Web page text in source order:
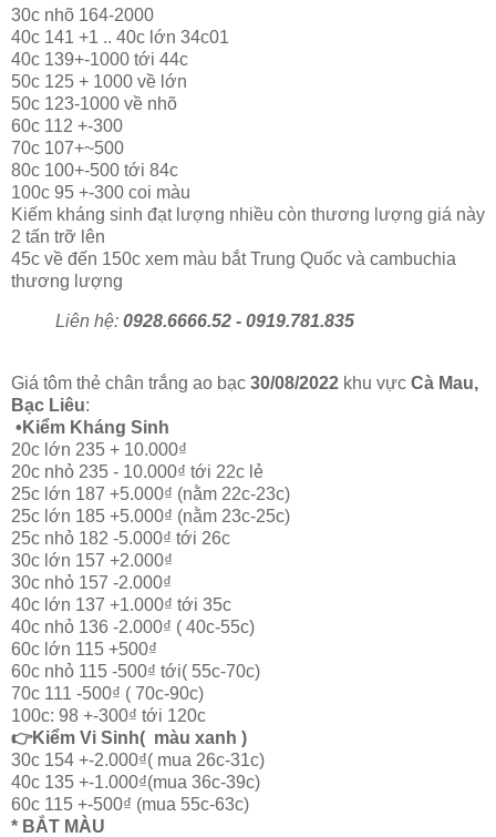
30c nhõ 164-2000
40c 141 +1 .. 40c lớn 34c01
40c 139+-1000 tới 44c
50c 125 + 1000 về lớn
50c 123-1000 về nhõ
60c 112 +-300
70c 107+~500
80c 100+-500 tới 84c
100c 95 +-300 coi màu
Kiếm kháng sinh đạt lượng nhiều còn thương lượng giá này
2 tấn trỡ lên
45c về đến 150c xem màu bắt Trung Quốc và cambuchia
thương lượng
Liên hệ: 0928.6666.52 - 0919.781.835
Giá tôm thẻ chân trắng ao bạc 30/08/2022 khu vực Cà Mau,
Bạc Liêu:
•Kiểm Kháng Sinh
20c lớn 235 + 10.000₫
20c nhỏ 235 - 10.000₫ tới 22c lẻ
25c lớn 187 +5.000₫ (nằm 22c-23c)
25c lớn 185 +5.000₫ (nằm 23c-25c)
25c nhỏ 182 -5.000₫ tới 26c
30c lớn 157 +2.000₫
30c nhỏ 157 -2.000₫
40c lớn 137 +1.000₫ tới 35c
40c nhỏ 136 -2.000₫ ( 40c-55c)
60c lớn 115 +500₫
60c nhỏ 115 -500₫ tới( 55c-70c)
70c 111 -500₫ ( 70c-90c)
100c: 98 +-300₫ tới 120c
👉Kiểm Vi Sinh( màu xanh )
30c 154 +-2.000₫( mua 26c-31c)
40c 135 +-1.000₫(mua 36c-39c)
60c 115 +-500₫ (mua 55c-63c)
* BẮT MÀU